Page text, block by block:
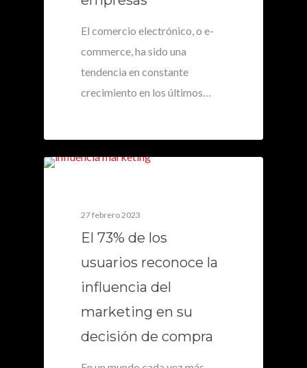
El comercio electrónico, o e-
commerce, ha sido una
tendencia en constante
crecimiento en los últimos…
27 febrero 2023
El 73% de los
usuarios reconoce la
influencia del
marketing en su
decisión de compra